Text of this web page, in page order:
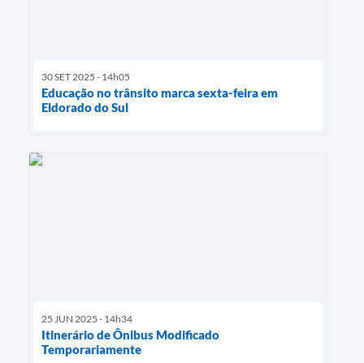
30 SET 2025 - 14h05
Educação no trânsito marca sexta-feira em
Eldorado do Sul
25 JUN 2025 - 14h34
Itinerário de Ônibus Modificado
Temporariamente